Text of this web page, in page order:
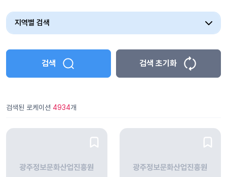
지역별 검색
검색 검색 초기화
검색된 로케이션 4934개